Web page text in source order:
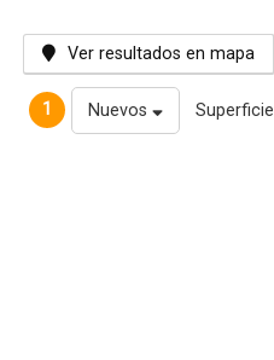
Ver resultados en mapa
1 Nuevos Superficie